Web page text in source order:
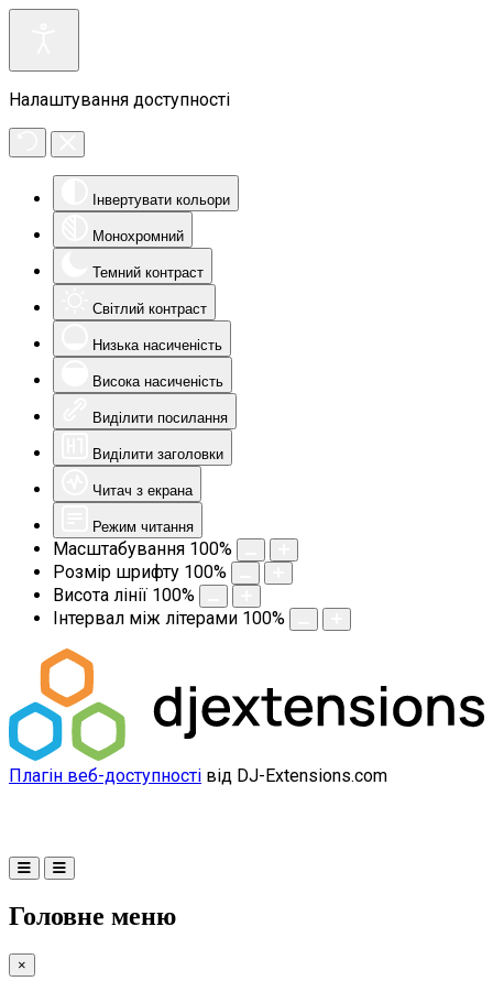
Налаштування доступності
Інвертувати кольори
Монохромний
Темний контраст
Світлий контраст
Низька насиченість
Висока насиченість
Виділити посилання
Виділити заголовки
Читач з екрана
Режим читання
Масштабування 100%
Розмір шрифту 100%
Висота лінії 100%
Інтервал між літерами 100%
Плагін веб-доступності від DJ-Extensions.com
Головне меню
×